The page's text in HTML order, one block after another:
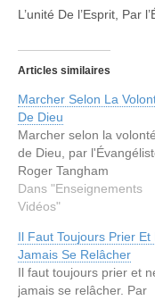
L’unité De l’Esprit, Par
Articles similaires
Marcher Selon La
De Dieu
Marcher selon la volonté
de Dieu, par
Roger Tangham
Dans "Enseignements
Vidéos"
Il Faut Toujours Prier Et
Jamais Se Relâcher
Il faut toujours prier et
jamais se relâcher. Par